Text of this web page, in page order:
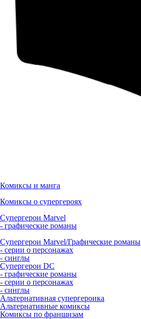
Комиксы и манга
Комиксы о супергероях
Супергерои Marvel
- графические романы
Супергерои Marvel/Графические романы
- серии о персонажах
- синглы
Супергерои DC
- графические романы
- серии о персонажах
- синглы
Альтернативная супергероика
Альтернативные комиксы
Комиксы по франшизам